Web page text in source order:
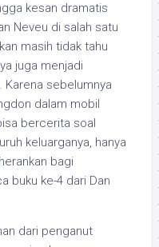
kesan dramatis
Neveu di salah satu
masih tidak tahu
juga menjadi
Karena sebelumnya
dalam mobil
bercerita soal
keluarganya, hanya
bagi
buku ke-4 dari Dan
dari penganut